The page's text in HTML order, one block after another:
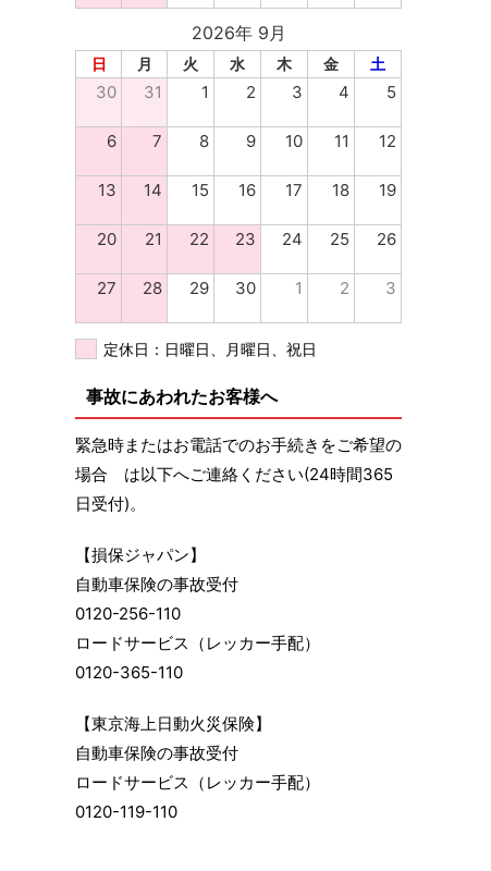
2026年 9月
日 月 火 水 木 金 土
30 31 1 2 3 4 5
6 7 8 9 10 11 12
13 14 15 16 17 18 19
20 21 22 23 24 25 26
27 28 29 30 1 2 3
定休日：日曜日、月曜日、祝日
事故にあわれたお客様へ
緊急時またはお電話でのお手続きをご希望の
場合 は以下へご連絡ください(24時間365
日受付)。
【損保ジャパン】
自動車保険の事故受付
0120-256-110
ロードサービス（レッカー手配）
0120-365-110
【東京海上日動火災保険】
自動車保険の事故受付
ロードサービス（レッカー手配）
0120-119-110